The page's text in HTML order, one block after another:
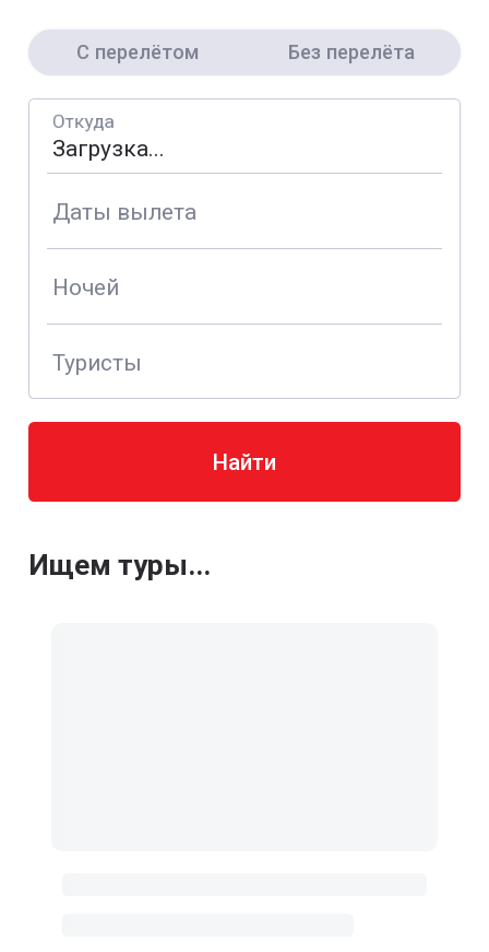
С перелётом Без перелёта
Откуда
Даты вылета
Ночей
Туристы
Найти
Ищем туры...